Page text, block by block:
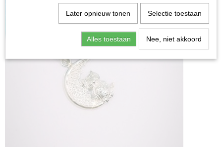
Later opnieuw tonen Selectie toestaan
Alles toestaan Nee, niet akkoord